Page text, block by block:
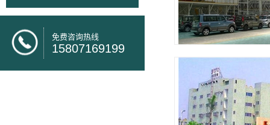
免费咨询热线
15807169199